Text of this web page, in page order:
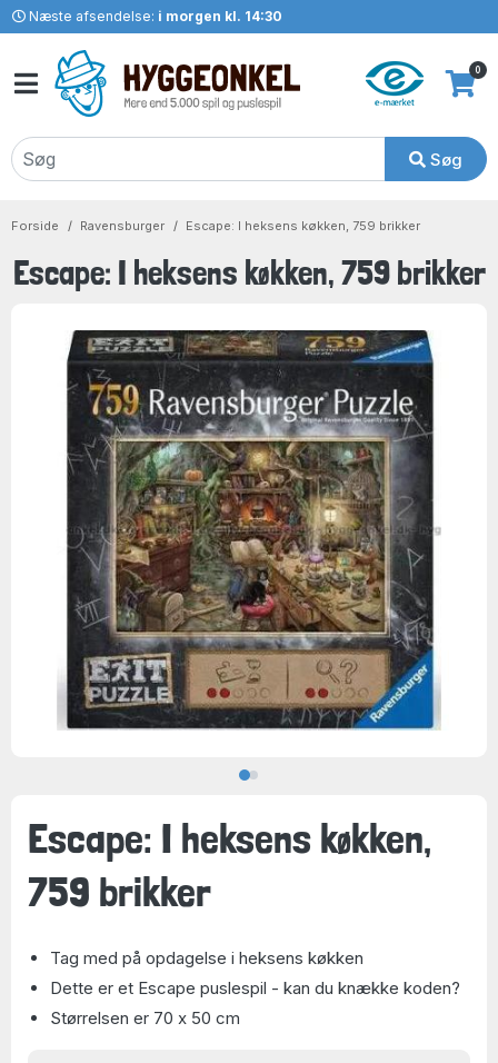
Næste afsendelse: i morgen kl. 14:30
Søg
0
Forside Ravensburger Escape: I heksens køkken, 759 brikker
Escape: I heksens køkken, 759 brikker
Escape: I heksens køkken,
759 brikker
Tag med på opdagelse i heksens køkken
Dette er et Escape puslespil - kan du knække koden?
Størrelsen er 70 x 50 cm